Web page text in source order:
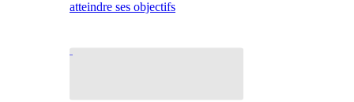
atteindre ses objectifs